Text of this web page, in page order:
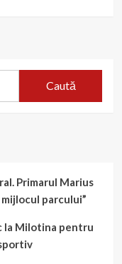
Primarul Marius
parcului”
la Milotina pentru